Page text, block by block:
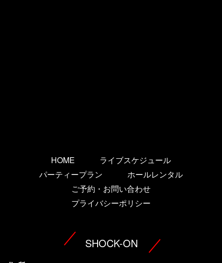
HOME
ライブスケジュール
パーティープラン
ホールレンタル
ご予約・お問い合わせ
プライバシーポリシー
SHOCK-ON